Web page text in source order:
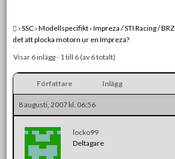
› SSC › Modellspecifikt › Impreza / STI Racing / BRZ
det att plocka motorn ur en Impreza?
Visar 6 inlägg - 1 till 6 (av 6 totalt)
Författare Inlägg
8 augusti, 2007 kl. 06:56
locko99
Deltagare